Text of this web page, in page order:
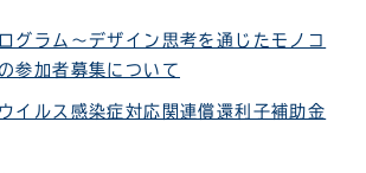
グラム〜デザイン思考を通じたモノコ
参加者募集について
イルス感染症対応関連償還利子補助金